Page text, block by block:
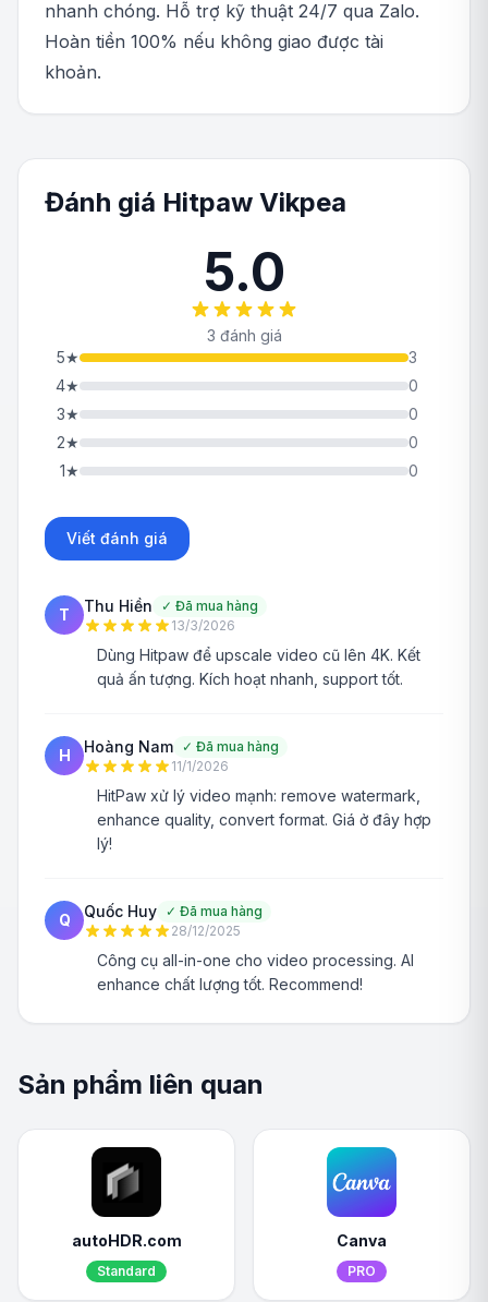
nhanh chóng. Hỗ trợ kỹ thuật 24/7 qua Zalo.
Hoàn tiền 100% nếu không giao được tài
khoản.
Đánh giá Hitpaw Vikpea
5.0
3 đánh giá
5★
3
4★
0
3★
0
2★
0
1★ 0
Viết đánh giá
T Thu Hiền ✓ Đã mua hàng
13/3/2026
Dùng Hitpaw để upscale video cũ lên 4K. Kết
quả ấn tượng. Kích hoạt nhanh, support tốt.
H Hoàng Nam ✓ Đã mua hàng
11/1/2026
HitPaw xử lý video mạnh: remove watermark,
enhance quality, convert format. Giá ở đây hợp
lý!
Q Quốc Huy ✓ Đã mua hàng
28/12/2025
Công cụ all-in-one cho video processing. AI
enhance chất lượng tốt. Recommend!
Sản phẩm liên quan
autoHDR.com
Standard
Canva
PRO